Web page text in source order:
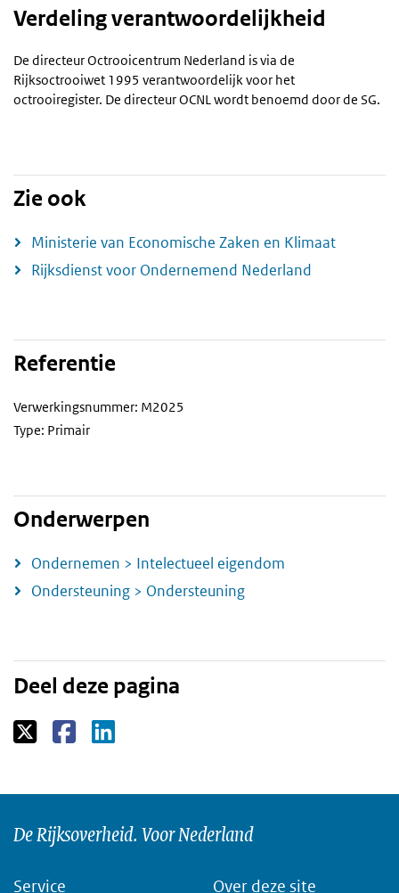
Verdeling verantwoordelijkheid
De directeur Octrooicentrum Nederland is via de
Rijksoctrooiwet 1995 verantwoordelijk voor het
octrooiregister. De directeur OCNL wordt benoemd door de SG.
Zie ook
Ministerie van Economische Zaken en Klimaat
Rijksdienst voor Ondernemend Nederland
Referentie
Verwerkingsnummer: M2025
Type: Primair
Onderwerpen
Ondernemen > Intelectueel eigendom
Ondersteuning > Ondersteuning
Deel deze pagina
De Rijksoverheid. Voor Nederland
Service Over deze site